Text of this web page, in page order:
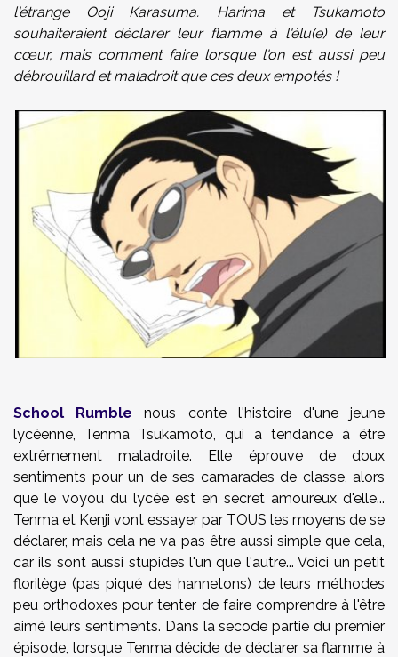
l'étrange Ooji Karasuma. Harima et Tsukamoto
souhaiteraient déclarer leur flamme à l'élu(e) de leur
cœur, mais comment faire lorsque l'on est aussi peu
débrouillard et maladroit que ces deux empotés !
School Rumble nous conte l'histoire d'une jeune
lycéenne, Tenma Tsukamoto, qui a tendance à être
extrêmement maladroite. Elle éprouve de doux
sentiments pour un de ses camarades de classe, alors
que le voyou du lycée est en secret amoureux d'elle...
Tenma et Kenji vont essayer par TOUS les moyens de se
déclarer, mais cela ne va pas être aussi simple que cela,
car ils sont aussi stupides l'un que l'autre... Voici un petit
florilège (pas piqué des hannetons) de leurs méthodes
peu orthodoxes pour tenter de faire comprendre à l'être
aimé leurs sentiments. Dans la secode partie du premier
épisode, lorsque Tenma décide de déclarer sa flamme à